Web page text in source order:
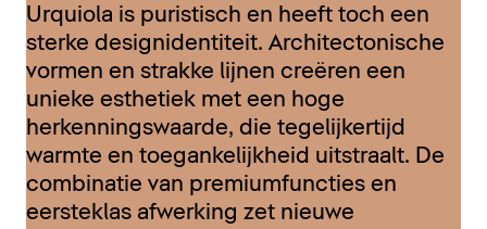
Urquiola is puristisch en heeft toch een
sterke designidentiteit. Architectonische
vormen en strakke lijnen creëren een
unieke esthetiek met een hoge
herkenningswaarde, die tegelijkertijd
warmte en toegankelijkheid uitstraalt. De
combinatie van premiumfuncties en
eersteklas afwerking zet nieuwe